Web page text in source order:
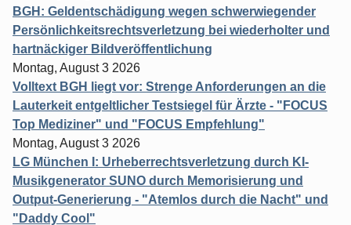
BGH: Geldentschädigung wegen schwerwiegender
Persönlichkeitsrechtsverletzung bei wiederholter und
hartnäckiger Bildveröffentlichung
Montag, August 3 2026
Volltext BGH liegt vor: Strenge Anforderungen an die
Lauterkeit entgeltlicher Testsiegel für Ärzte - "FOCUS
Top Mediziner" und "FOCUS Empfehlung"
Montag, August 3 2026
LG München I: Urheberrechtsverletzung durch KI-
Musikgenerator SUNO durch Memorisierung und
Output-Generierung - "Atemlos durch die Nacht" und
"Daddy Cool"